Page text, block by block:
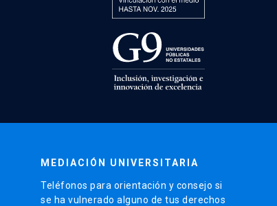
MEDIACIÓN UNIVERSITARIA
Teléfonos para orientación y consejo si
se ha vulnerado alguno de tus derechos